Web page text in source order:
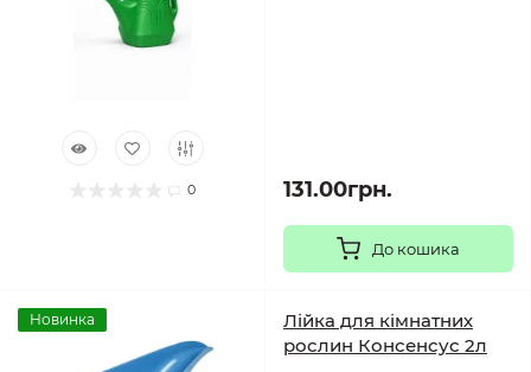
0 131.00грн.
До кошика
Новинка
Лійка для кімнатних
рослин Консенсус 2л